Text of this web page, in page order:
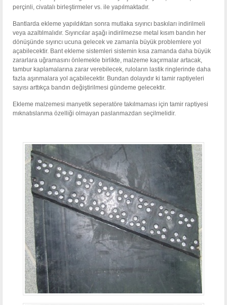
perçinli, civatalı birleştirmeler vs. ile yapılmaktadır.
Bantlarda ekleme yapıldıktan sonra mutlaka sıyırıcı baskıları indirilmeli
veya azaltılmalıdır. Sıyırıcılar aşağı indirilmezse metal kısım bandın her
dönüşünde sıyırıcı ucuna gelecek ve zamanla büyük problemlere yol
açabilecektir. Bant ekleme sistemleri sistemin kısa zamanda daha büyük
zararlara uğramasını önlemekle birlikte, malzeme kaçırmalar artacak,
tambur kaplamalarına zarar verebilecek, ruloların lastik ringlerinde daha
fazla aşınmalara yol açabilecektir. Bundan dolayıdır ki tamir raptiyeleri
sayısı arttıkça bandın değiştirilmesi gündeme gelecektir.
Ekleme malzemesi manyetik seperatöre takılmaması için tamir raptiyesi
mıknatıslanma özelliği olmayan paslanmazdan seçilmelidir.